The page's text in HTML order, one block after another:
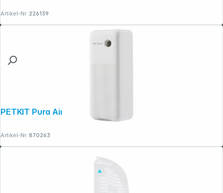
Artikel-Nr.:226139
Artikel-Nr.:870263